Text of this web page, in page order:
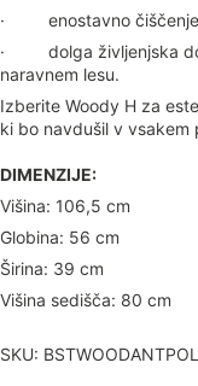
· enostavno
· dolga življenjska
naravnem lesu.
Izberite Woody H za
ki bo navdušil v vsakem
DIMENZIJE:
Višina: 106,5 cm
Globina: 56 cm
Širina: 39 cm
Višina sedišča: 80 cm
SKU: